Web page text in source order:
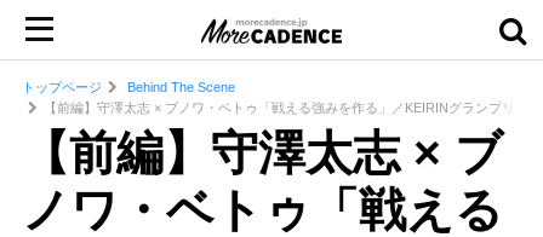
トップページ
Behind The Scene
【前編】守澤太志 × ブノワ・ベトゥ「戦える強みを作る」／KEIRINグランプリ
【前編】守澤太志 × ブ
ノワ・ベトゥ「戦える